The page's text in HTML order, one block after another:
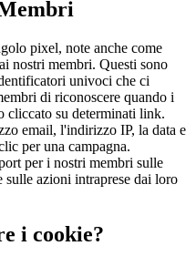
pixel, note anche come
nostri membri. Questi sono
univoci che ci
di riconoscere quando i
cliccato su determinati link.
email, l'indirizzo IP, la data e
per una campagna.
per i nostri membri sulle
sulle azioni intraprese dai loro
i cookie?